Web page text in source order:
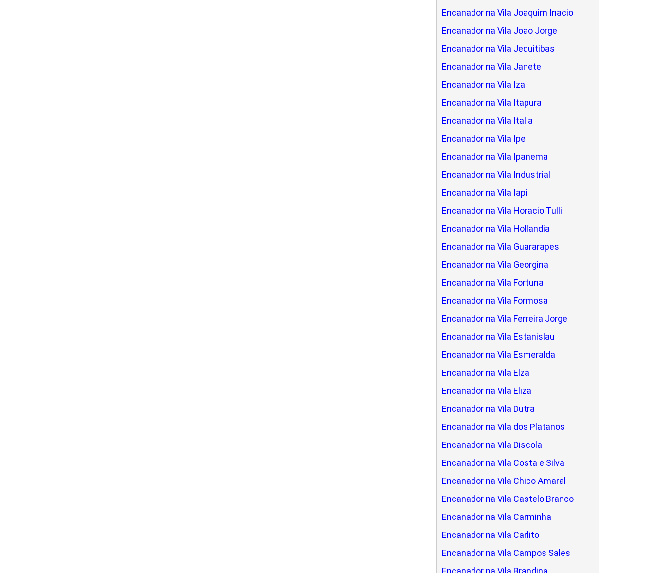
Encanador na Vila Joaquim Inacio
Encanador na Vila Joao Jorge
Encanador na Vila Jequitibas
Encanador na Vila Janete
Encanador na Vila Iza
Encanador na Vila Itapura
Encanador na Vila Italia
Encanador na Vila Ipe
Encanador na Vila Ipanema
Encanador na Vila Industrial
Encanador na Vila Iapi
Encanador na Vila Horacio Tulli
Encanador na Vila Hollandia
Encanador na Vila Guararapes
Encanador na Vila Georgina
Encanador na Vila Fortuna
Encanador na Vila Formosa
Encanador na Vila Ferreira Jorge
Encanador na Vila Estanislau
Encanador na Vila Esmeralda
Encanador na Vila Elza
Encanador na Vila Eliza
Encanador na Vila Dutra
Encanador na Vila dos Platanos
Encanador na Vila Discola
Encanador na Vila Costa e Silva
Encanador na Vila Chico Amaral
Encanador na Vila Castelo Branco
Encanador na Vila Carminha
Encanador na Vila Carlito
Encanador na Vila Campos Sales
Encanador na Vila Brandina